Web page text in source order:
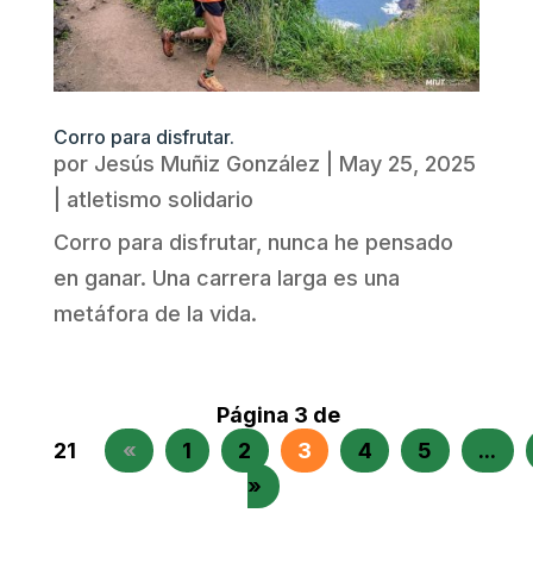
Corro para disfrutar.
por Jesús Muñiz González
May 25, 2025
atletismo solidario
Corro para disfrutar, nunca he pensado
en ganar. Una carrera larga es una
metáfora de la vida.
Página 3 de
21
« 1 2 3 4 5
...
»